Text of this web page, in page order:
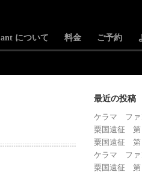
ant について 料金 ご予約
最近の投稿
ケラマ ファ
粟国遠征 第
粟国遠征 第
ケラマ ファ
粟国遠征 第